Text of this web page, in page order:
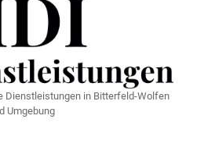
Dienstleistungen in Bitterfeld-Wolfen⁠
Umgebung